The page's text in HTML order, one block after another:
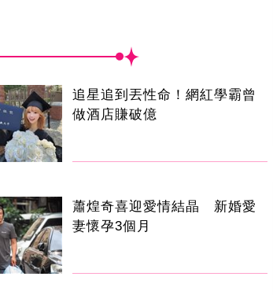
追星追到丟性命！網紅學霸曾
做酒店賺破億
蕭煌奇喜迎愛情結晶 新婚愛
妻懷孕3個月